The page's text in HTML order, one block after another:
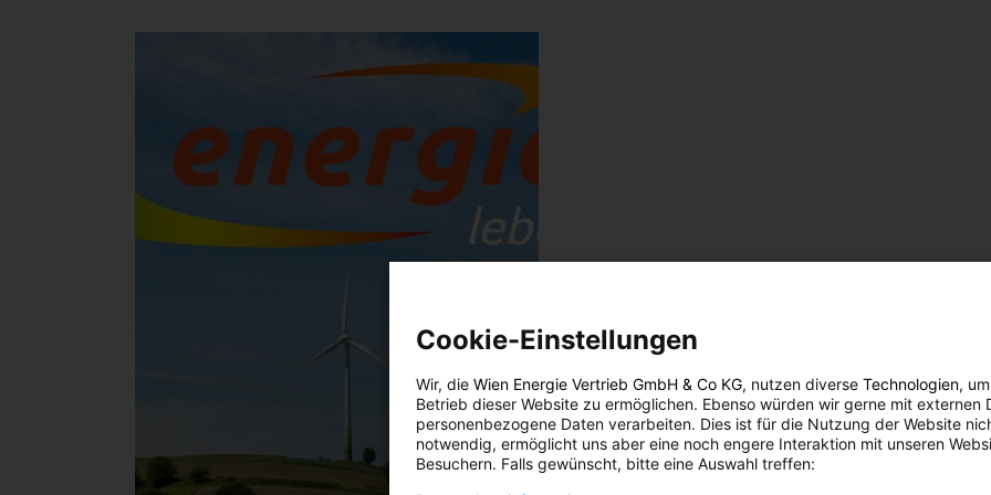
Cookie-Einstellungen
Wir, die Wien Energie Vertrieb GmbH & Co KG, nutzen diverse Technologien,
Betrieb dieser Website zu ermöglichen. Ebenso würden wir gerne mit externen
personenbezogene Daten verarbeiten. Dies ist für die Nutzung der Website
notwendig, ermöglicht uns aber eine noch engere Interaktion mit unseren
Besuchern. Falls gewünscht, bitte eine Auswahl treffen: